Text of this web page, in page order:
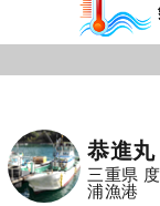
恭進丸
三重県
浦漁港